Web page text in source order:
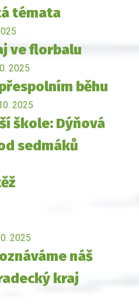
témata
ve florbalu
2025
běhu
2025
škole: Dýňová
sedmáků
2025
náš
kraj